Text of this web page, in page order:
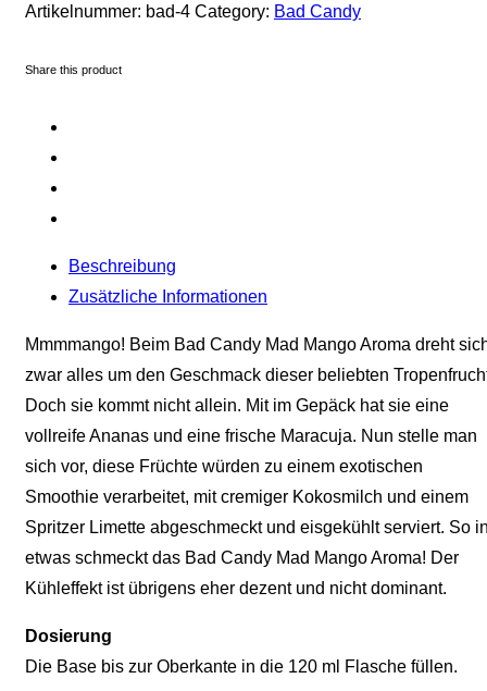
Artikelnummer: bad-4 Category: Bad Candy
Share this product
Beschreibung
Zusätzliche Informationen
Mmmmango! Beim Bad Candy Mad Mango Aroma dreht
zwar alles um den Geschmack dieser beliebten
Doch sie kommt nicht allein. Mit im Gepäck hat sie eine
vollreife Ananas und eine frische Maracuja. Nun stelle man
sich vor, diese Früchte würden zu einem exotischen
Smoothie verarbeitet, mit cremiger Kokosmilch und einem
Spritzer Limette abgeschmeckt und eisgekühlt serviert. So
etwas schmeckt das Bad Candy Mad Mango Aroma! Der
Kühleffekt ist übrigens eher dezent und nicht dominant.
Dosierung
Die Base bis zur Oberkante in die 120 ml Flasche füllen.